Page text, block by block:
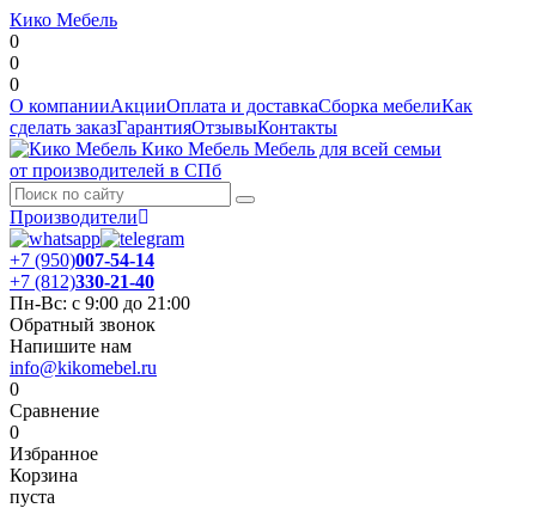
Кико Мебель
0
0
0
О компанииАкцииОплата и доставкаСборка мебелиКак
сделать заказГарантияОтзывыКонтакты
Кико Мебель Мебель для всей семьи
от производителей в СПб
Производители
+7 (950)007-54-14
+7 (812)330-21-40
Пн-Вс: с 9:00 до 21:00
Обратный звонок
Напишите нам
info@kikomebel.ru
0
Сравнение
0
Избранное
Корзина
пуста